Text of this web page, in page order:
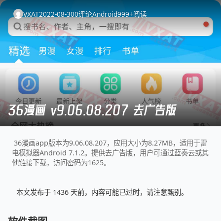
VXAT2022-08-300评论Android999+阅读
36漫画 v9.06.08.207 去广告版
36漫画app版本为9.06.08.207，应用大小为8.27MB，适用于雷
电模拟器Android 7.1.2。提供去广告版，用户可通过蓝奏云或其
他链接下载，访问密码为1625。
本文发布于 1436 天前，内容可能已过时，请注意甄别。